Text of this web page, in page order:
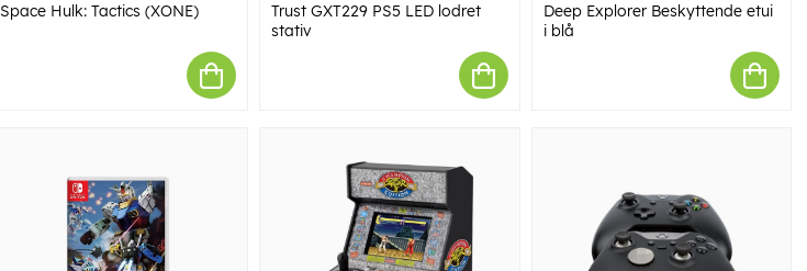
Space Hulk: Tactics (XONE)
Trust GXT229 PS5 LED lodret
stativ
Deep Explorer Beskyttende etui
i blå